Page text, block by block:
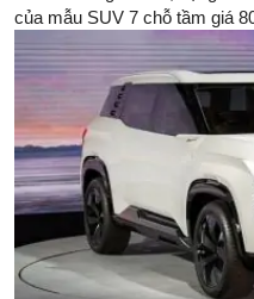
của mẫu SUV 7 chỗ tầm giá